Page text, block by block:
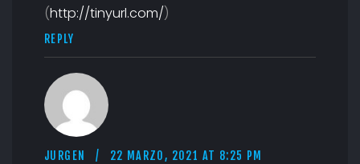
(http://tinyurl.com/)
REPLY
JURGEN 22 MARZO, 2021 AT 8:25 PM